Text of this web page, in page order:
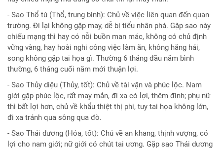
- Sao Thổ tú (Thổ, trung bình): Chủ về việc liên quan đến quan
trường. Đi lại không gặp may, dễ bị tiểu nhân phá. Gặp sao này
chiếu mạng thì hay có nỗi buồn man mác, không có chủ định
vững vàng, hay hoài nghi công việc làm ăn, không hăng hái,
song không gặp tai họa gì. Thường 6 tháng đầu năm bình
thường, 6 tháng cuối năm mới thuận lợi.
- Sao Thủy diệu (Thủy, tốt): Chủ về tài vận và phúc lộc. Nam
giới gặp phúc lộc, rất may mắn, đi xa có lợi, thêm đinh; phụ nữ
thì bất lợi hơn, chủ về khẩu thiệt thị phi, tuy tai họa không lớn,
đi xa tránh qua sông qua đò.
- Sao Thái dương (Hỏa, tốt): Chủ về an khang, thịnh vượng, có
lợi cho nam giới; nữ giới có chút tai ương. Gặp sao Thái dương